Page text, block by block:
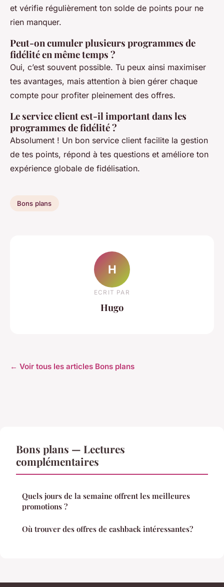
et vérifie régulièrement ton solde de points pour ne
rien manquer.
Peut-on cumuler plusieurs programmes de
fidélité en même temps ?
Oui, c’est souvent possible. Tu peux ainsi maximiser
tes avantages, mais attention à bien gérer chaque
compte pour profiter pleinement des offres.
Le service client est-il important dans les
programmes de fidélité ?
Absolument ! Un bon service client facilite la gestion
de tes points, répond à tes questions et améliore ton
expérience globale de fidélisation.
Bons plans
H
ECRIT PAR
Hugo
← Voir tous les articles Bons plans
Bons plans — Lectures
complémentaires
Quels jours de la semaine offrent les meilleures
promotions ?
Où trouver des offres de cashback intéressantes?